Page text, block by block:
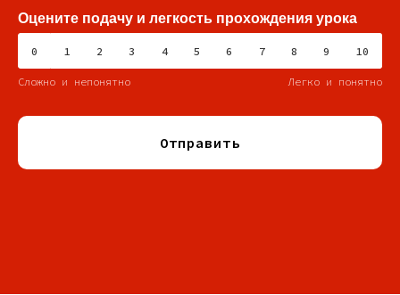
Оцените подачу и легкость прохождения урока
0 1 2 3 4 5 6 7 8 9 10
Сложно и непонятно Легко и понятно
Отправить